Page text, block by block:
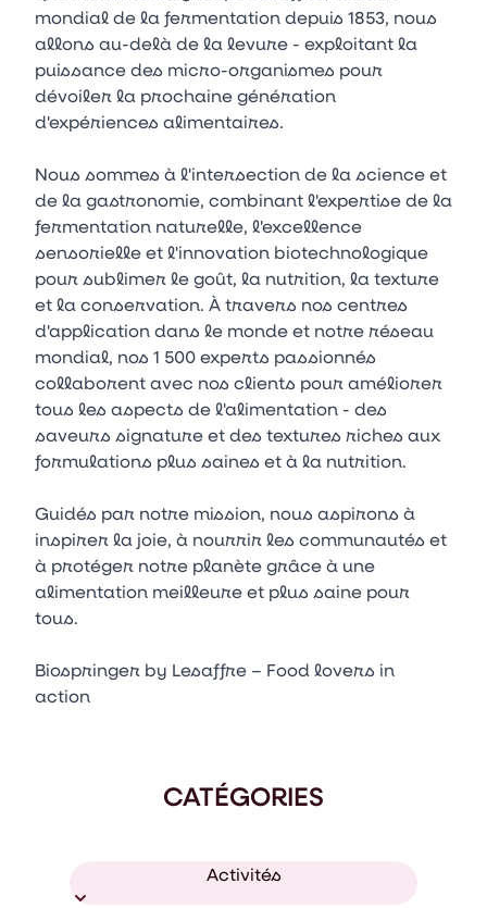
mondial de la fermentation depuis 1853, nous
allons au-delà de la levure - exploitant la
puissance des micro-organismes pour
dévoiler la prochaine génération
d'expériences alimentaires.
Nous sommes à l'intersection de la science et
de la gastronomie, combinant l'expertise de la
fermentation naturelle, l'excellence
sensorielle et l'innovation biotechnologique
pour sublimer le goût, la nutrition, la texture
et la conservation. À travers nos centres
d'application dans le monde et notre réseau
mondial, nos 1 500 experts passionnés
collaborent avec nos clients pour améliorer
tous les aspects de l'alimentation - des
saveurs signature et des textures riches aux
formulations plus saines et à la nutrition.
Guidés par notre mission, nous aspirons à
inspirer la joie, à nourrir les communautés et
à protéger notre planète grâce à une
alimentation meilleure et plus saine pour
tous.
Biospringer by Lesaffre – Food lovers in
action
CATÉGORIES
Activités